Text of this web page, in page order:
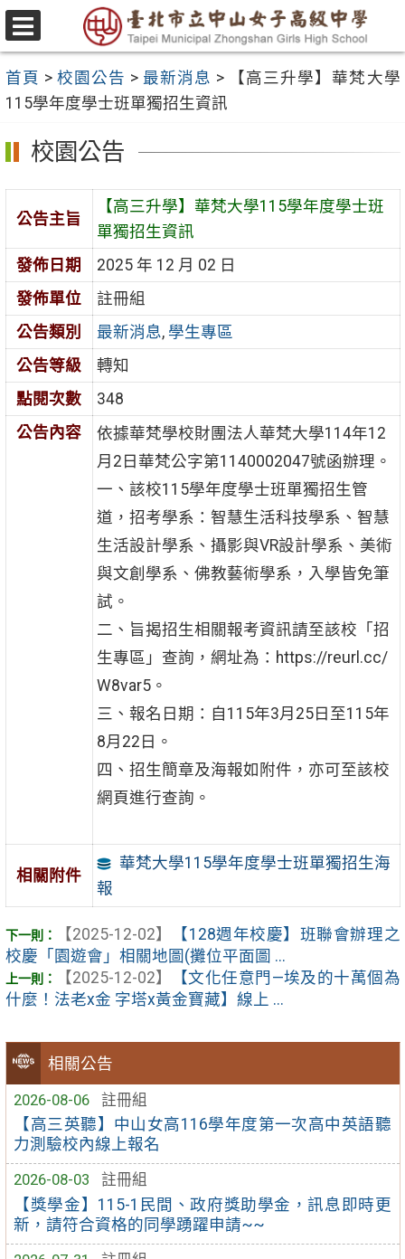
跳
至
要
內
容
區
選
單
首頁 > 校園公告 > 最新消息 >
【高三升學】華梵大學
115學年度學士班單獨招生資訊
相關公告
2026-08-06
註冊組
【高三英聽】中山女高116學年度第一次高中英語聽
力測驗校內線上報名
2026-08-03
註冊組
【獎學金】115-1民間、政府獎助學金，訊息即時更
新，請符合資格的同學踴躍申請~~
校園公告
公告主旨
【高三升學】華梵大學115學年度學士班
單獨招生資訊
發佈日期
2025 年 12 月 02 日
發佈單位
註冊組
公告類別
最新消息, 學生專區
公告等級
轉知
點閱次數
348
公告內容
依據華梵學校財團法人華梵大學114年12
月2日華梵公字第1140002047號函辦理。
一、該校115學年度學士班單獨招生管
道，招考學系：智慧生活科技學系、智慧
生活設計學系、攝影與VR設計學系、美術
與文創學系、佛教藝術學系，入學皆免筆
試。
二、旨揭招生相關報考資訊請至該校「招
生專區」查詢，網址為：https://reurl.cc/
W8var5。
三、報名日期：自115年3月25日至115年
8月22日。
四、招生簡章及海報如附件，亦可至該校
網頁進行查詢。
相關附件
華梵大學115學年度學士班單獨招生海
報
【2025-12-02】
【128週年校慶】班聯會辦理之
校慶「園遊會」相關地圖(攤位平面圖 ...
【2025-12-02】
【文化任意門—埃及的十萬個為
什麼！法老x金 字塔x黃金寶藏】線上 ...